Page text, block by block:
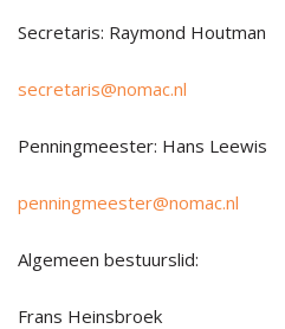
Secretaris: Raymond Houtman
secretaris@nomac.nl
Penningmeester: Hans Leewis
penningmeester@nomac.nl
Algemeen bestuurslid:
Frans Heinsbroek